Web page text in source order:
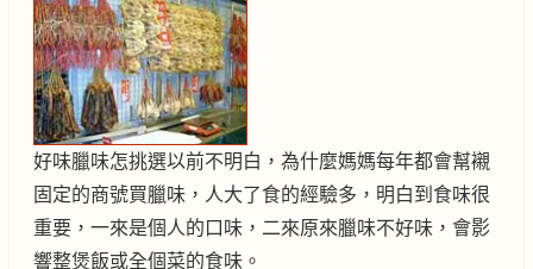
好味臘味怎挑選以前不明白，為什麼媽媽每年都會幫襯
固定的商號買臘味，人大了食的經驗多，明白到食味很
重要，一來是個人的口味，二來原來臘味不好味，會影
響整煲飯或全個菜的食味。